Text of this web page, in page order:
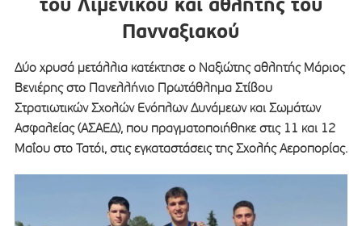
του Λιμενικού και αθλητής του
Πανναξιακού
Δύο χρυσά μετάλλια κατέκτησε ο Ναξιώτης αθλητής Μάριος
Βενιέρης στο Πανελλήνιο Πρωτάθλημα Στίβου
Στρατιωτικών Σχολών Ενόπλων Δυνάμεων και Σωμάτων
Ασφαλείας (ΑΣΑΕΔ), που πραγματοποιήθηκε στις 11 και 12
Μαΐου στο Τατόι, στις εγκαταστάσεις της Σχολής Αεροπορίας.